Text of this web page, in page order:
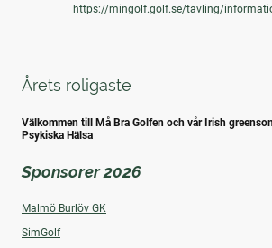
https://mingolf.golf.se/tavling/
Årets roligaste
Välkommen till Må Bra Golfen och vår Irish
Psykiska Hälsa
Sponsorer 2026
Malmö Burlöv GK
SimGolf